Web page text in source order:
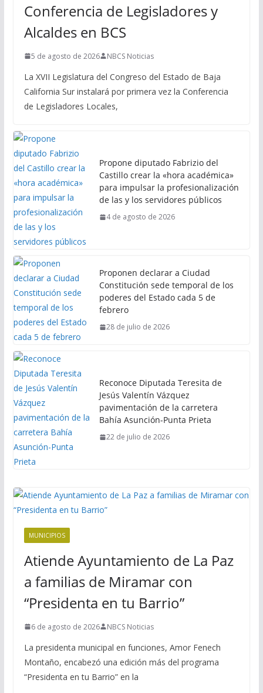
Conferencia de Legisladores y
Alcaldes en BCS
5 de agosto de 2026 NBCS Noticias
La XVII Legislatura del Congreso del Estado de Baja
California Sur instalará por primera vez la Conferencia
de Legisladores Locales,
Propone diputado Fabrizio del
Castillo crear la «hora académica»
para impulsar la profesionalización
de las y los servidores públicos
4 de agosto de 2026
Proponen declarar a Ciudad
Constitución sede temporal de los
poderes del Estado cada 5 de
febrero
28 de julio de 2026
Reconoce Diputada Teresita de
Jesús Valentín Vázquez
pavimentación de la carretera
Bahía Asunción-Punta Prieta
22 de julio de 2026
MUNICIPIOS
Atiende Ayuntamiento de La Paz
a familias de Miramar con
“Presidenta en tu Barrio”
6 de agosto de 2026 NBCS Noticias
La presidenta municipal en funciones, Amor Fenech
Montaño, encabezó una edición más del programa
“Presidenta en tu Barrio” en la